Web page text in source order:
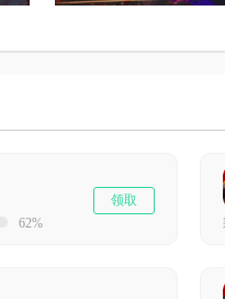
62%
领取